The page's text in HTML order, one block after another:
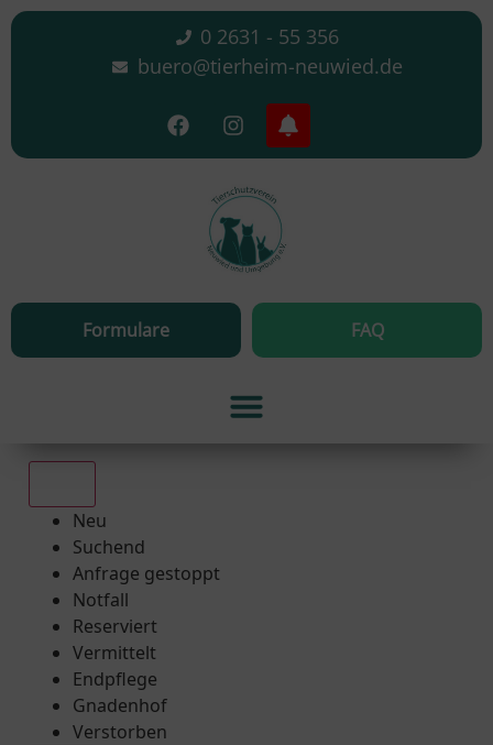
0 2631 - 55 356
buero@tierheim-neuwied.de
Formulare FAQ
Neu
Suchend
Anfrage gestoppt
Notfall
Reserviert
Vermittelt
Endpflege
Gnadenhof
Verstorben